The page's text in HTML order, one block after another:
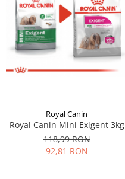
Royal Canin
Royal Canin Mini Exigent 3kg
118,99 RON
92,81 RON